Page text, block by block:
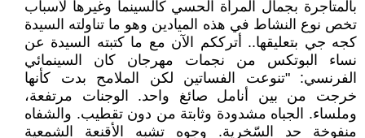
بالمتاجرة بجمال المرأة الحسي كالسينما وغيرها لأسباب
تخص نوع النشاط في هذه الميادين وهو ما تناولته السيدة
كجه جي بتعليقها.. أترككم الآن مع ما كتبته السيدة عن
نساء البوتكس من نجمات مهرجان كان السينمائي
الفرنسي: "تنوعت الفساتين لكن الملامح بدت كأنها
خرجت من بين أنامل صائغ واحد. الوجنات مرتفعة،
وملساء. الجباه مشدودة وثابتة من دون تقطيب. والشفاه
منفوخة حد السّخرية. وجوه تشبه الأقنعة الشمعية